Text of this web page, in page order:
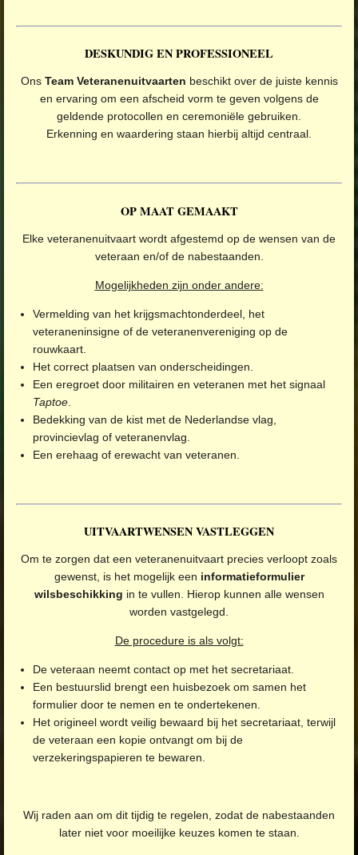
DESKUNDIG EN PROFESSIONEEL
Ons Team Veteranenuitvaarten beschikt over de juiste kennis
en ervaring om een afscheid vorm te geven volgens de
geldende protocollen en ceremoniële gebruiken.
Erkenning en waardering staan hierbij altijd centraal.
OP MAAT GEMAAKT
Elke veteranenuitvaart wordt afgestemd op de wensen van de
veteraan en/of de nabestaanden.
Mogelijkheden zijn onder andere:
Vermelding van het krijgsmachtonderdeel, het
veteraneninsigne of de veteranenvereniging op de
rouwkaart.
Het correct plaatsen van onderscheidingen.
Een eregroet door militairen en veteranen met het signaal
Taptoe
Bedekking van de kist met de Nederlandse vlag,
provincievlag of veteranenvlag.
Een erehaag of erewacht van veteranen.
UITVAARTWENSEN VASTLEGGEN
Om te zorgen dat een veteranenuitvaart precies verloopt zoals
gewenst, is het mogelijk een informatieformulier
wilsbeschikking in te vullen. Hierop kunnen alle wensen
worden vastgelegd.
De procedure is als volgt:
De veteraan neemt contact op met het secretariaat.
Een bestuurslid brengt een huisbezoek om samen het
formulier door te nemen en te ondertekenen.
Het origineel wordt veilig bewaard bij het secretariaat, terwijl
de veteraan een kopie ontvangt om bij de
verzekeringspapieren te bewaren.
Wij raden aan om dit tijdig te regelen, zodat de nabestaanden
later niet voor moeilijke keuzes komen te staan.